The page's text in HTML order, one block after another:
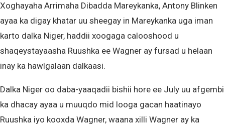
Xoghayaha Arrimaha Dibadda Mareykanka, Antony Blinken
ayaa ka digay khatar uu sheegay in Mareykanka uga iman
karto dalka Niger, haddii xoogaga calooshood u
shaqeystayaasha Ruushka ee Wagner ay fursad u helaan
inay ka hawlgalaan dalkaasi.
Dalka Niger oo daba-yaaqadii bishii hore ee July uu afgembi
ka dhacay ayaa u muuqdo mid looga gacan haatinayo
Ruushka iyo kooxda Wagner, waana xilli Wagner ay ka